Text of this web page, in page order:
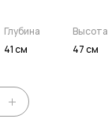
Глубина
41 см
Высота
47 см